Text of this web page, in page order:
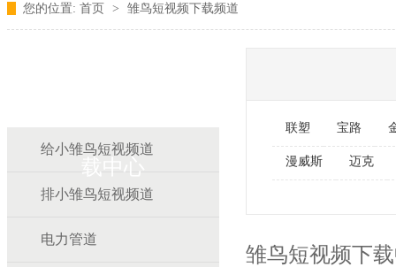
您的位置: 首页 > 雏鸟短视频下载频道
载中心
给小雏鸟短视频道
排小雏鸟短视频道
电力管道
联塑 宝路
漫威斯 迈克
雏鸟短视频下